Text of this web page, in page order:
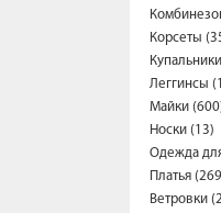
Корсеты
Леггинсы
Майки
Носки (13)
Одежда
Платья
Ветровки